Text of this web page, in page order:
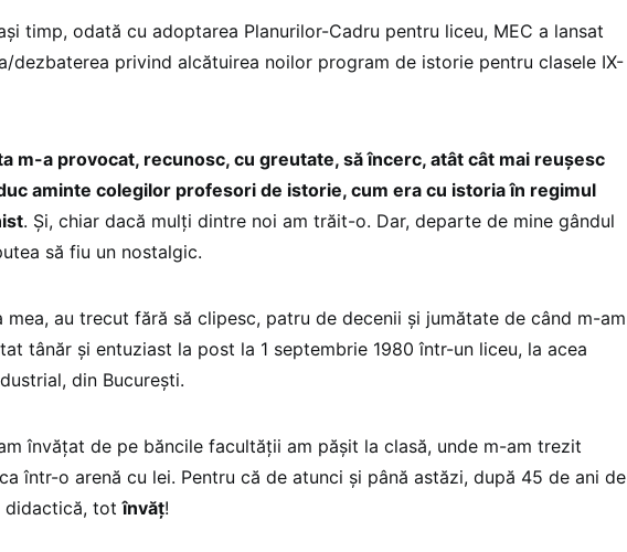
timp, odată cu adoptarea Planurilor-Cadru pentru liceu, MEC a lansat
dezbaterea privind alcătuirea noilor program de istorie pentru clasele IX-
m-a provocat, recunosc, cu greutate, să încerc, atât cât mai reușesc
aminte colegilor profesori de istorie, cum era cu istoria în regimul
. Și, chiar dacă mulți dintre noi am trăit-o. Dar, departe de mine gândul
să fiu un nostalgic.
mea, au trecut fără să clipesc, patru de decenii și jumătate de când m-am
tânăr și entuziast la post la 1 septembrie 1980 într-un liceu, la acea
din București.
învățat de pe băncile facultății am pășit la clasă, unde m-am trezit
într-o arenă cu lei. Pentru că de atunci și până astăzi, după 45 de ani de
didactică, totînvăț!